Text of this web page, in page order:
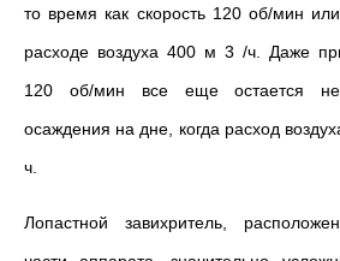
то время как скорость 120 об/мин
расходе воздуха 400 м 3 /ч. Даже
120 об/мин все еще остается
осаждения на дне, когда расход
ч.
Лопастной завихритель,